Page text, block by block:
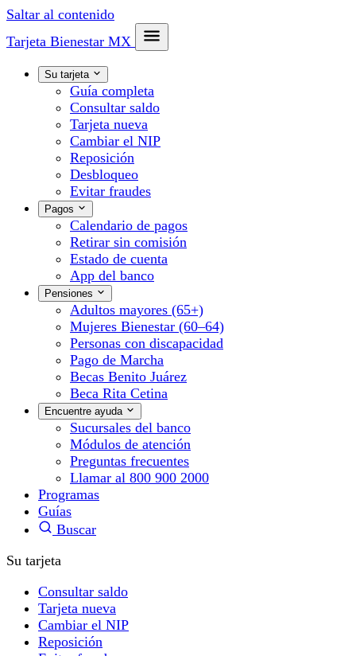
Saltar al contenido
Tarjeta Bienestar MX
Su tarjeta
Guía completa
Consultar saldo
Tarjeta nueva
Cambiar el NIP
Reposición
Desbloqueo
Evitar fraudes
Pagos
Calendario de pagos
Retirar sin comisión
Estado de cuenta
App del banco
Pensiones
Adultos mayores (65+)
Mujeres Bienestar (60–64)
Personas con discapacidad
Pago de Marcha
Becas Benito Juárez
Beca Rita Cetina
Encuentre ayuda
Sucursales del banco
Módulos de atención
Preguntas frecuentes
Llamar al 800 900 2000
Programas
Guías
Buscar
Su tarjeta
Consultar saldo
Tarjeta nueva
Cambiar el NIP
Reposición